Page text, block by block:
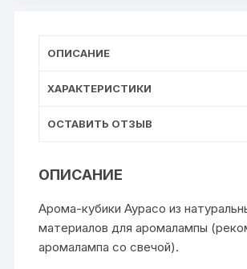
ОПИСАНИЕ
ХАРАКТЕРИСТИКИ
ОСТАВИТЬ ОТЗЫВ
ОПИСАНИЕ
Арома-кубики Аурасо из
материалов для аромалампы
аромалампа со свечой).